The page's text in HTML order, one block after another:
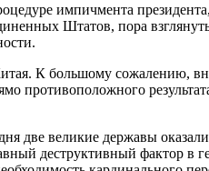
импичмента
Штатов, пора
К большому сожалению,
две великие державы
деструктивный фактор в